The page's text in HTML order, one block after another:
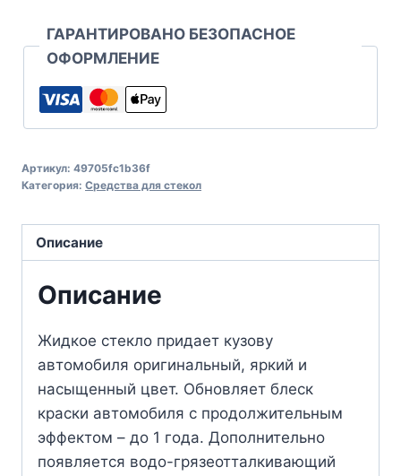
ГАРАНТИРОВАНО БЕЗОПАСНОЕ
ОФОРМЛЕНИЕ
Артикул: 49705fc1b36f
Категория: Средства для стекол
Описание
Описание
Жидкое стекло придает кузову
автомобиля оригинальный, яркий и
насыщенный цвет. Обновляет блеск
краски автомобиля с продолжительным
эффектом – до 1 года. Дополнительно
появляется водо-грязеотталкивающий